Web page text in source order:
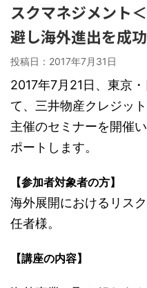
スクマネジメント
避し海外進出を成
投稿日： 2017年7月31日
2017年7月21日、東京
て、三井物産クレジッ
主催のセミナーを開催
ポートします。
【参加者対象者の方】
海外展開におけるリス
任者様。
【講座の内容】